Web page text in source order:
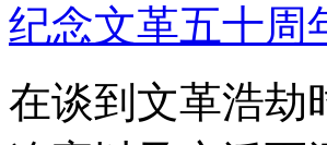
纪念文革五十周
在谈到文革浩劫